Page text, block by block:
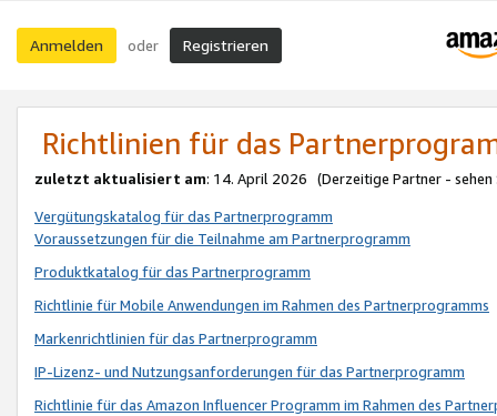
Anmelden oder Registrieren
Richtlinien für das
zuletzt aktualisiert am: 14. April 2026 (Derzeitige Partner - sehen
Vergütungskatalog für das Partnerprogramm
Voraussetzungen für die Teilnahme am Partnerprogramm
Produktkatalog für das Partnerprogramm
Richtlinie für Mobile Anwendungen im Rahmen des Partnerprogramms
Markenrichtlinien für das Partnerprogramm
IP-Lizenz- und Nutzungsanforderungen für das Partnerprogramm
Richtlinie für das Amazon Influencer Programm im Rahmen des